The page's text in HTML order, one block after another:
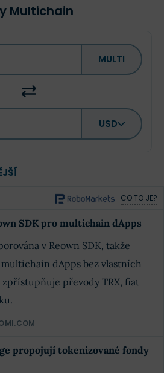
Multichain
MULTI
USD
CO TO JE?
SDK pro multichain dApps
v Reown SDK, takže
dApps bez vlastních
převody TRX, fiat
propojují tokenizované fondy